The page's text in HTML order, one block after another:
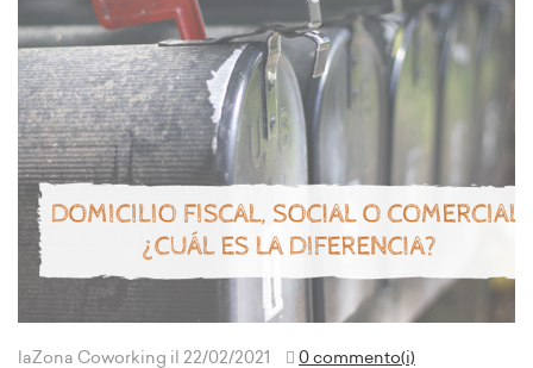
laZona Coworking il 22/02/2021 0 commento(i)